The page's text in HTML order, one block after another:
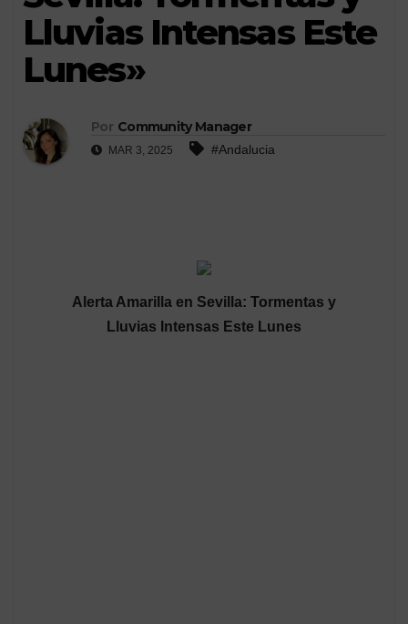
Lluvias Intensas Este
Lunes»
Por Community Manager
MAR 3, 2025 #Andalucia
Alerta Amarilla en Sevilla: Tormentas y
Lluvias Intensas Este Lunes